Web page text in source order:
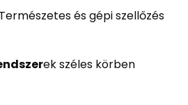
és gépi szellőzés
ek széles körben